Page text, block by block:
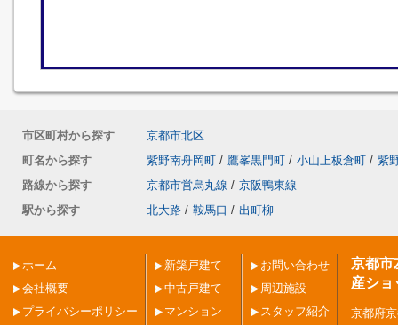
市区町村から探す
京都市北区
町名から探す
紫野南舟岡町 / 鷹峯黒門町 / 小山上板倉町 / 紫
路線から探す
京都市営烏丸線 / 京阪鴨東線
駅から探す
北大路 / 鞍馬口 / 出町柳
ホーム
会社概要
プライバシーポリシー
新築戸建て
中古戸建て
マンション
お問い合わせ
周辺施設
スタッフ紹介
京都市
産ショ
京都府